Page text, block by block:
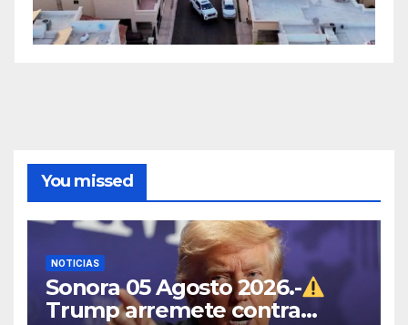
You missed
NOTICIAS
Sonora 05 Agosto 2026.-
Trump arremete contra